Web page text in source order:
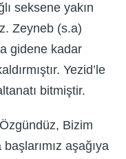
seksene yakın
Zeyneb (s.a)
gidene kadar
Yezid’le
bitmiştir.
Bizim
aşağıya